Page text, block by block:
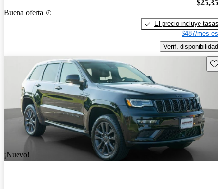
Buena oferta
El precio incluye tasas
$487/mes
Verif. disponibilidad
¡Nuevo!